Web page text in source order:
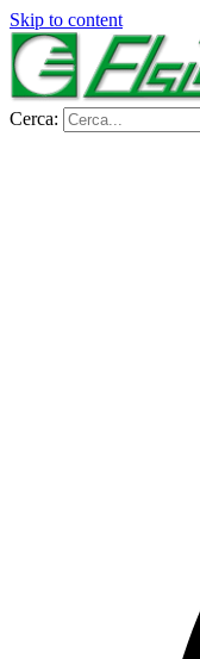
Skip to content
Cerca: